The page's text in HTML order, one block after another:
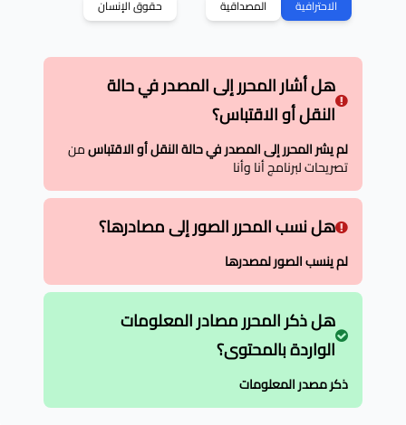
الاحترافية المصداقية حقوق الإنسان
هل أشار المحرر إلى المصدر في حالة
النقل أو الاقتباس؟
لم يشر المحرر إلى المصدر في حالة النقل أو الاقتباسمن
تصريحات لبرنامج أنا وأنا
هل نسب المحرر الصور إلى مصادرها؟
لم ينسب الصور لمصدرها
هل ذكر المحرر مصادر المعلومات
الواردة بالمحتوى؟
ذكر مصدر المعلومات